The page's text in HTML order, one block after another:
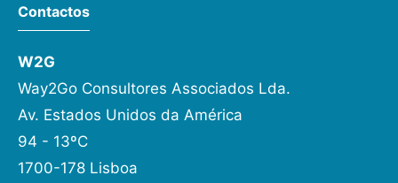
Contactos
W2G
Way2Go Consultores Associados Lda.
Av. Estados Unidos da América
94 - 13ºC
1700-178 Lisboa